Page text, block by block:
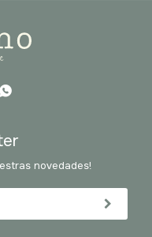

novedades!